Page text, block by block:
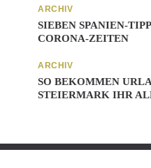
ARCHIV
SIEBEN SPANIEN-
CORONA-ZEITEN
ARCHIV
SO BEKOMMEN
STEIERMARK IHR